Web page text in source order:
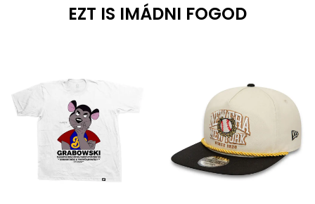
EZT IS IMÁDNI FOGOD